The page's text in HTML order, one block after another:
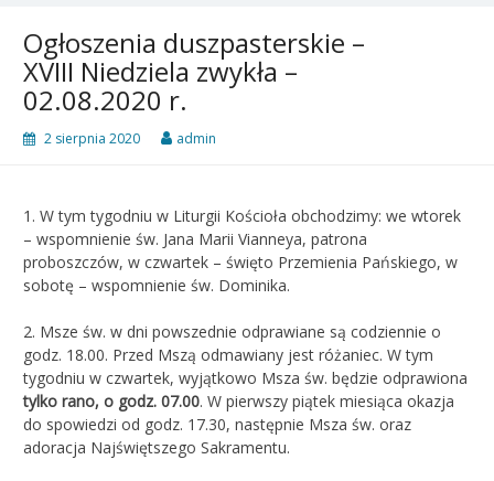
Ogłoszenia duszpasterskie –
XVIII Niedziela zwykła –
02.08.2020 r.
2 sierpnia 2020 admin
1. W tym tygodniu w Liturgii Kościoła obchodzimy: we wtorek
– wspomnienie św. Jana Marii Vianneya, patrona
proboszczów, w czwartek – święto Przemienia Pańskiego, w
sobotę – wspomnienie św. Dominika.
2. Msze św. w dni powszednie odprawiane są codziennie o
godz. 18.00. Przed Mszą odmawiany jest różaniec. W tym
tygodniu w czwartek, wyjątkowo Msza św. będzie odprawiona
tylko rano, o godz. 07.00. W pierwszy piątek miesiąca okazja
do spowiedzi od godz. 17.30, następnie Msza św. oraz
adoracja Najświętszego Sakramentu.